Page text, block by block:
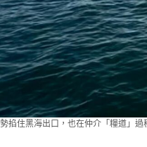
掐住黑海出口，也在仲介「糧道」過